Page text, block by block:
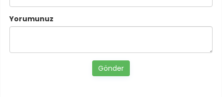
Yorumunuz
Gönder